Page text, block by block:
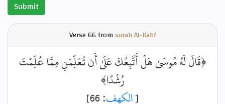
Submit
Verse66 fromsurah Al-Kahf
﴿قَالَ لَهُ مُوسَىٰ هَلْ أَتَّبِعُكَ عَلَىٰ أَن تُعَلِّمَنِ مِمَّا عُلِّمْتَ
رُشْدًا﴾
[الكهف: 66]